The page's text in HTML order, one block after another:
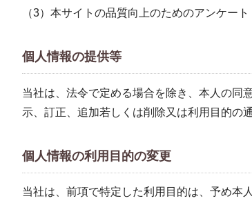
（3）本サイトの品質向上のためのアンケート
個人情報の提供等
当社は、法令で定める場合を除き、本人の同
示、訂正、追加若しくは削除又は利用目的の
個人情報の利用目的の変更
当社は、前項で特定した利用目的は、予め本